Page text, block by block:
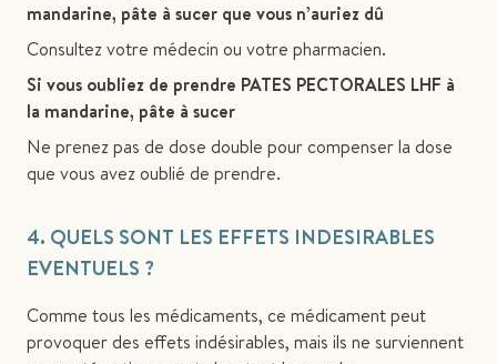
mandarine, pâte à sucer que vous n’auriez dû
Consultez votre médecin ou votre pharmacien.
Si vous oubliez de prendre PATES PECTORALES LHF à
la mandarine, pâte à sucer
Ne prenez pas de dose double pour compenser la dose
que vous avez oublié de prendre.
4. QUELS SONT LES EFFETS INDESIRABLES
EVENTUELS ?
Comme tous les médicaments, ce médicament peut
provoquer des effets indésirables, mais ils ne surviennent